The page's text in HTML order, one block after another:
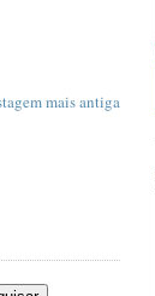
mais antiga